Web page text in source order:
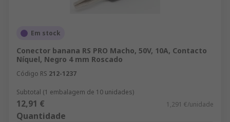
Em stock
Conector banana RS PRO Macho, 50V, 10A, Contacto
Níquel, Negro 4 mm Roscado
Código RS 212-1237
Subtotal (1 embalagem de 10 unidades)
12,91 € 1,291 €/unidade
Quantidade